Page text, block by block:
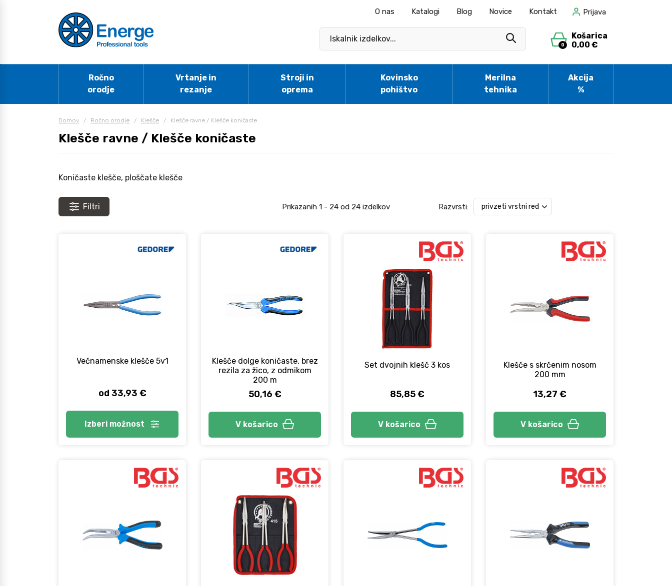
O nas Katalogi Blog Novice Kontakt Prijava
0
Košarica
0,00 €
Ročno
orodje
Vrtanje in
rezanje
Stroji in
oprema
Kovinsko
pohištvo
Merilna
tehnika
Akcija
%
Domov / Ročno orodje / Klešče / Klešče ravne / Klešče koničaste
Klešče ravne / Klešče koničaste
Koničaste klešče, ploščate klešče
Filtri Prikazanih 1 - 24 od 24 izdelkov Razvrsti:
Večnamenske klešče 5v1
od 33,93 €
Izberi možnost
Klešče dolge koničaste, brez
rezila za žico, z odmikom
200 m
50,16 €
V košarico
Set dvojnih klešč 3 kos
85,85 €
V košarico
Klešče s skrčenim nosom
200 mm
13,27 €
V košarico